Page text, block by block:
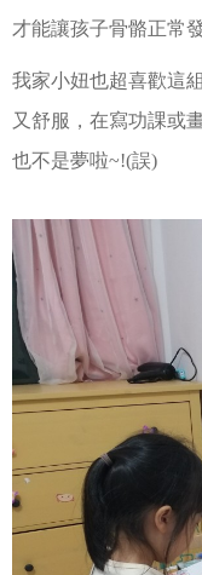
才能讓孩子骨骼正常
我家小妞也超喜歡這
又舒服，在寫功課或
也不是夢啦~!(誤)